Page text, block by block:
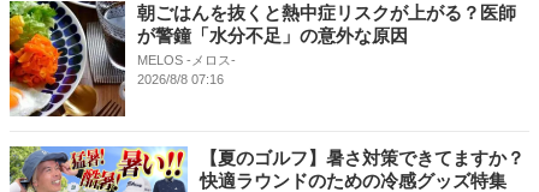
朝ごはんを抜くと熱中症リスクが上がる？医師
が警鐘「水分不足」の意外な原因
MELOS -メロス-
2026/8/8 07:16
【夏のゴルフ】暑さ対策できてますか？
快適ラウンドのための冷感グッズ特集